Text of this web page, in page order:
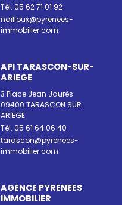
Tél. 05 62 71 01 92
nailloux@pyrenees-
immobilier.com
API TARASCON-SUR-
ARIEGE
3 Place Jean Jaurès
09400 TARASCON SUR
ARIEGE
Tél. 05 61 64 06 40
tarascon@pyrenees-
immobilier.com
AGENCE PYRENEES
IMMOBILIER